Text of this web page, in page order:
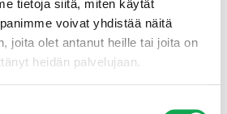
tietoja siitä, miten käytät
voivat yhdistää näitä
joita olet antanut heille tai joita on
heidän palvelujaan.